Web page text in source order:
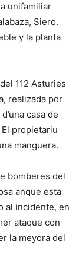
unifamiliar
Siero.
y la planta
112 Asturies
realizada por
casa de
propietariu
manguera.
bomberes del
anque esta
al incidente, en
ataque con
la meyora del